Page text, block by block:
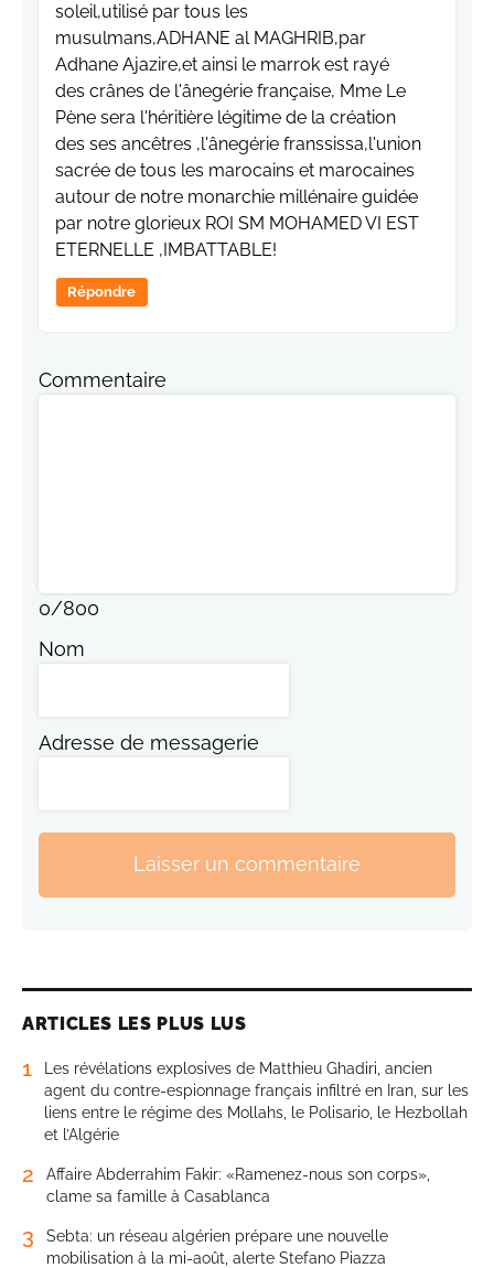
soleil,utilisé par tous les
musulmans,ADHANE al MAGHRIB,par
Adhane Ajazire,et ainsi le marrok est rayé
des crânes de l'ânegérie française, Mme Le
Pène sera l'héritière légitime de la création
des ses ancêtres ,l'ânegérie franssissa,l'union
sacrée de tous les marocains et marocaines
autour de notre monarchie millénaire guidée
par notre glorieux ROI SM MOHAMED VI EST
ETERNELLE ,IMBATTABLE!
Répondre
Commentaire
0/800
Nom
Adresse de messagerie
Laisser un commentaire
ARTICLES LES PLUS LUS
1
Les révélations explosives de Matthieu Ghadiri, ancien
agent du contre-espionnage français infiltré en Iran, sur les
liens entre le régime des Mollahs, le Polisario, le Hezbollah
et l’Algérie
2
Affaire Abderrahim Fakir: «Ramenez-nous son corps»,
clame sa famille à Casablanca
3
Sebta: un réseau algérien prépare une nouvelle
mobilisation à la mi-août, alerte Stefano Piazza